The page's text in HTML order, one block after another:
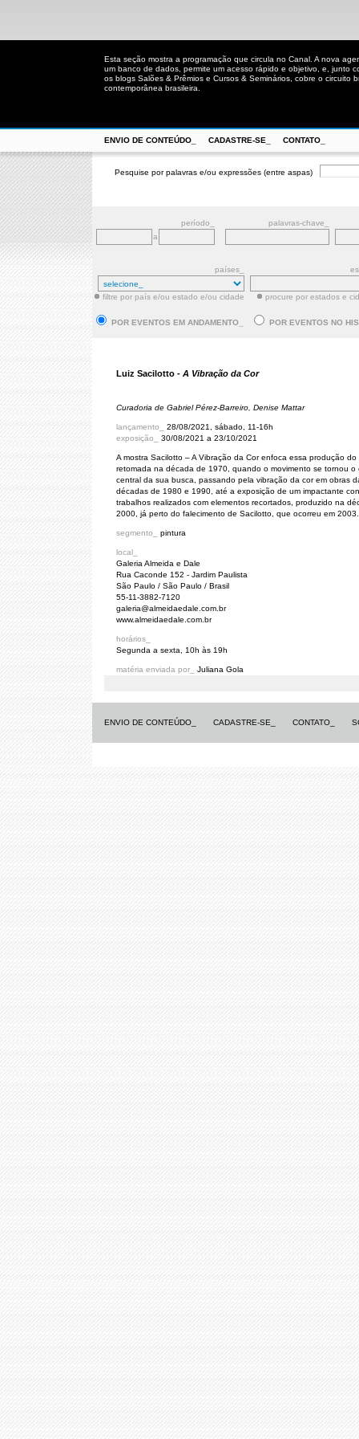
Esta seção mostra a programação que circula no Canal. A nova
um banco de dados, permite um acesso rápido e objetivo, e, junto
os blogs Salões & Prêmios e Cursos & Seminários, cobre o circuito
contemporânea brasileira.
ENVIO DE CONTEÚDO_ CADASTRE-SE_ CONTATO_
Pesquise por palavras e/ou expressões (entre aspas)
período_
palavras-chave_
a
países_
filtre por país e/ou estado e/ou cidade procure por estados e
POR EVENTOS EM ANDAMENTO_ POR EVENTOS NO
Luiz Sacilotto - A Vibração da Cor
Curadoria de Gabriel Pérez-Barreiro, Denise Mattar
lançamento_ 28/08/2021, sábado, 11-16h
exposição_ 30/08/2021 a 23/10/2021
A mostra Sacilotto – A Vibração da Cor enfoca essa produção do
retomada na década de 1970, quando o movimento se tornou o
central da sua busca, passando pela vibração da cor em obras
décadas de 1980 e 1990, até a exposição de um impactante
trabalhos realizados com elementos recortados, produzido na
2000, já perto do falecimento de Sacilotto, que ocorreu em 2003.
segmento_ pintura
local_
Galeria Almeida e Dale
Rua Caconde 152 - Jardim Paulista
São Paulo / São Paulo / Brasil
55-11-3882-7120
galeria@almeidaedale.com.br
www.almeidaedale.com.br
horários_
Segunda a sexta, 10h às 19h
matéria enviada por_ Juliana Gola
ENVIO DE CONTEÚDO_ CADASTRE-SE_ CONTATO_